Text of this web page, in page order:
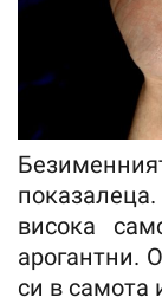
висока
арогантни.
си в самота